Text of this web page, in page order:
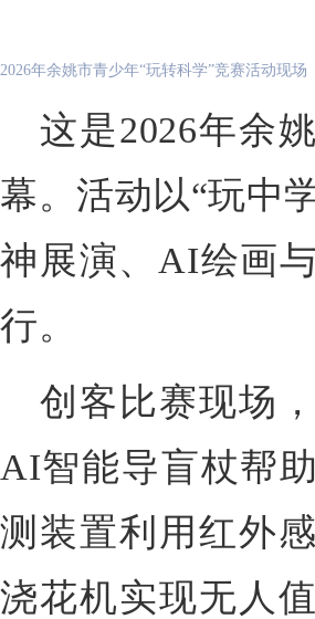
2026年余姚市青少年“玩转科学”竞赛活动现场
这是2026年余
幕。活动以“玩中
神展演、AI绘画
行。
创客比赛现场
AI智能导盲杖帮
测装置利用红外
浇花机实现无人